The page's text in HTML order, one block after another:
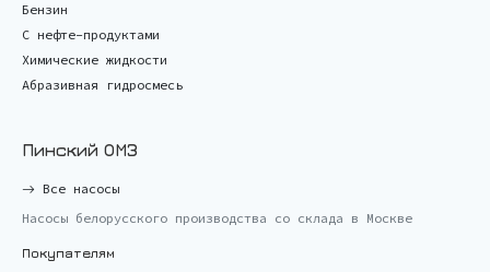
Бензин
С нефте-продуктами
Химические жидкости
Абразивная гидросмесь
Пинский ОМЗ
Все насосы
Насосы белорусского производства со склада в Москве
Покупателям